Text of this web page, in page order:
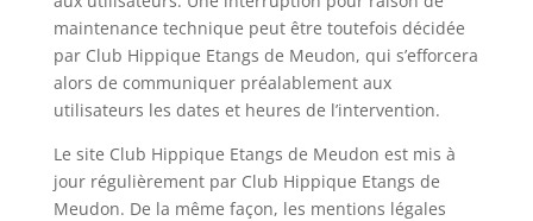
maintenance technique peut être toutefois décidée
par Club Hippique Etangs de Meudon, qui s’efforcera
alors de communiquer préalablement aux
utilisateurs les dates et heures de l’intervention.
Le site Club Hippique Etangs de Meudon est mis à
jour régulièrement par Club Hippique Etangs de
Meudon. De la même façon, les mentions légales